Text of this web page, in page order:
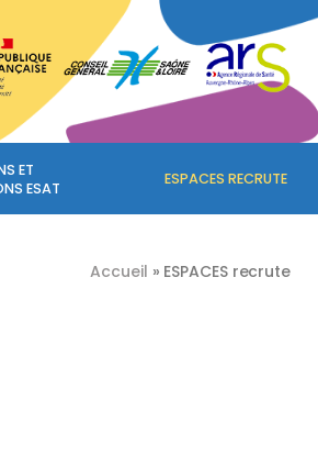
ET
ESAT
ESPACES RECRUTE
Accueil » ESPACES recrute